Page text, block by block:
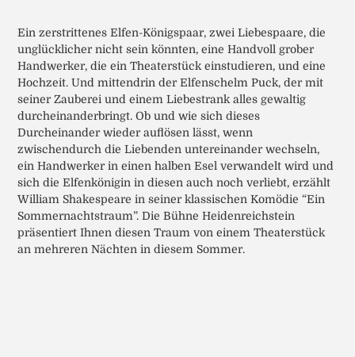
Ein zerstrittenes Elfen-Königspaar, zwei Liebespaare, die
unglücklicher nicht sein könnten, eine Handvoll grober
Handwerker, die ein Theaterstück einstudieren, und eine
Hochzeit. Und mittendrin der Elfenschelm Puck, der mit
seiner Zauberei und einem Liebestrank alles gewaltig
durcheinanderbringt. Ob und wie sich dieses
Durcheinander wieder auflösen lässt, wenn
zwischendurch die Liebenden untereinander wechseln,
ein Handwerker in einen halben Esel verwandelt wird und
sich die Elfenkönigin in diesen auch noch verliebt, erzählt
William Shakespeare in seiner klassischen Komödie “Ein
Sommernachtstraum”. Die Bühne Heidenreichstein
präsentiert Ihnen diesen Traum von einem Theaterstück
an mehreren Nächten in diesem Sommer.